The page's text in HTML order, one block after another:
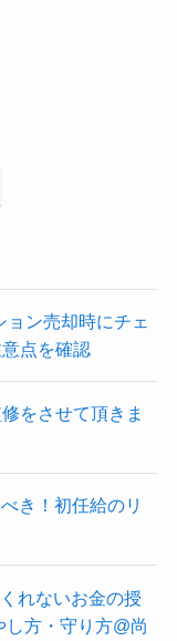
ョン売却時にチェ
点を確認
をさせて頂きま
き！初任給のリ
れないお金の授
方・守り方@尚